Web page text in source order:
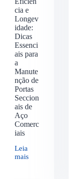
cia e
Longev
idade:
Dicas
Essenci
ais para
a
Manute
nção de
Portas
Seccion
ais de
Aço
Comerc
iais
Leia
mais